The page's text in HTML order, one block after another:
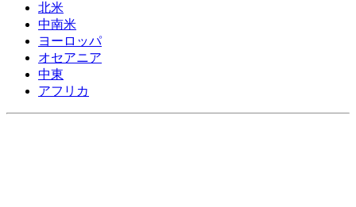
北米
中南米
ヨーロッパ
オセアニア
中東
アフリカ